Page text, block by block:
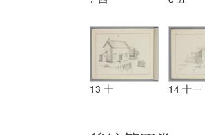
13 十 14 十一